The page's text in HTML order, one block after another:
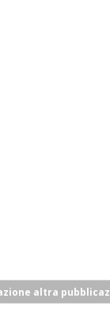
altra